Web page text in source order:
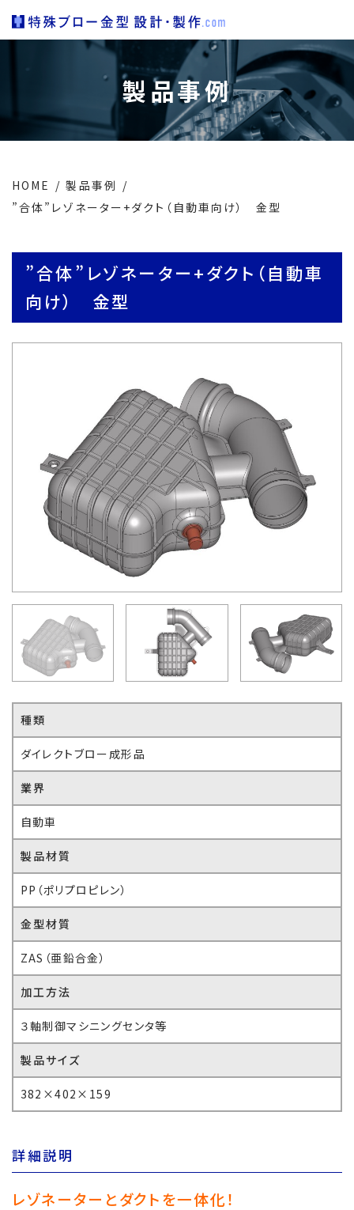
製品事例
HOME
製品事例
”合体”レゾネーター+ダクト（自動車向け） 金型
”合体”レゾネーター+ダクト（自動車
向け） 金型
種類
ダイレクトブロー成形品
業界
自動車
製品材質
PP（ポリプロピレン）
金型材質
ZAS（亜鉛合金）
加工方法
３軸制御マシニングセンタ等
製品サイズ
382×402×159
詳細説明
レゾネーターとダクトを一体化！